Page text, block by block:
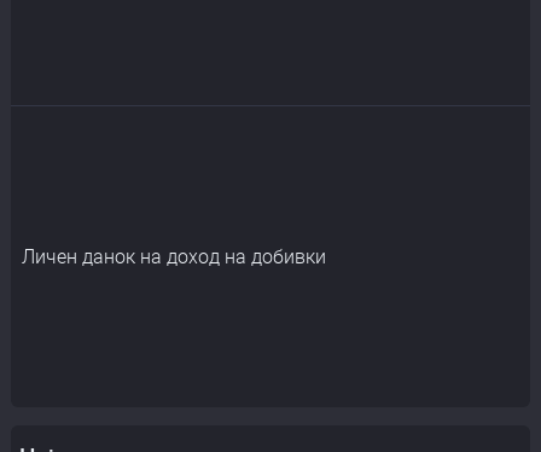
Личен данок на доход на добивки